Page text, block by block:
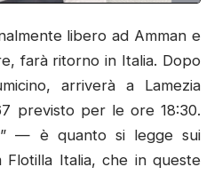
libero ad Amman e
farà ritorno in Italia. Dopo
arriverà a Lamezia
previsto per le ore 18:30.
— è quanto si legge sui
Flotilla Italia, che in queste